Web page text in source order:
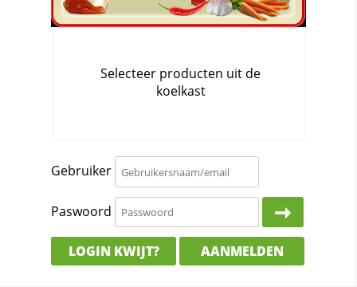
Gebruiker
Paswoord
LOGIN KWIJT? AANMELDEN